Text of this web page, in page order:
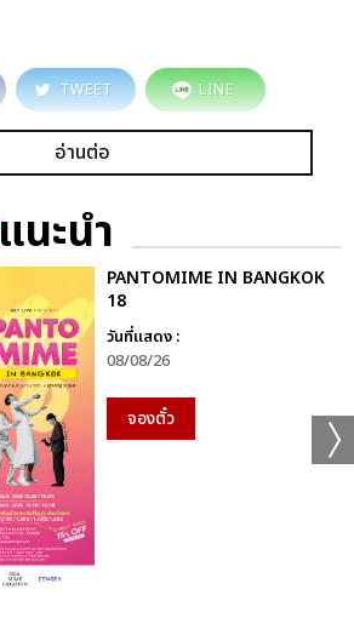
TWEET LINE
อ่านต่อ
แนะนำ
PANTOMIME IN BANGKOK
18
วันที่แสดง :
08/08/26
จองตั๋ว